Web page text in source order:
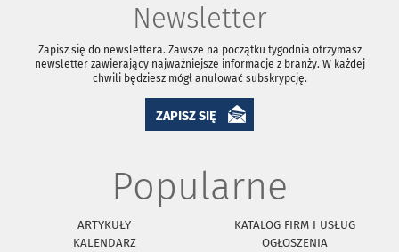
Newsletter
Zapisz się do newslettera. Zawsze na początku tygodnia otrzymasz
newsletter zawierający najważniejsze informacje z branży. W każdej
chwili będziesz mógł anulować subskrypcję.
ZAPISZ SIĘ
Popularne
ARTYKUŁY
KATALOG FIRM I USŁUG
KALENDARZ
OGŁOSZENIA